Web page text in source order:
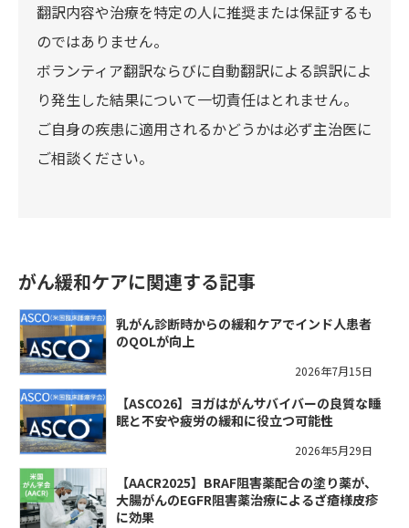
翻訳内容や治療を特定の人に推奨または保証するも
のではありません。
ボランティア翻訳ならびに自動翻訳による誤訳によ
り発生した結果について一切責任はとれません。
ご自身の疾患に適用されるかどうかは必ず主治医に
ご相談ください。
がん緩和ケアに関連する記事
乳がん診断時からの緩和ケアでインド人患者
のQOLが向上
2026年7月15日
【ASCO26】ヨガはがんサバイバーの良質な睡
眠と不安や疲労の緩和に役立つ可能性
2026年5月29日
【AACR2025】BRAF阻害薬配合の塗り薬が、
大腸がんのEGFR阻害薬治療によるざ瘡様皮疹
に効果